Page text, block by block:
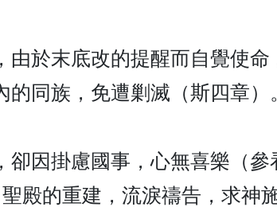
於末底改的提醒而自覺使
同族，免遭剿滅（斯四章）
因掛慮國事，心無喜樂（參
殿的重建，流淚禱告，求神